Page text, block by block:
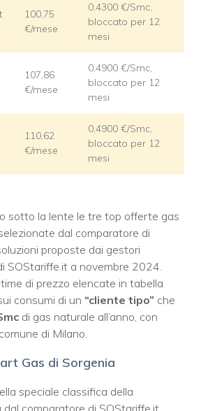
100,75
€/mese
0,4300 €/Smc,
bloccato per 12
mesi
107,86
€/mese
0,4900 €/Smc,
bloccato per 12
mesi
110,62
€/mese
0,4900 €/Smc,
bloccato per 12
mesi
sotto la lente le tre top offerte gas
dal comparatore di
proposte dai gestori
SOStariffe.it a novembre 2024.
di prezzo elencate in tabella
consumi di un “cliente tipo” che
di gas naturale all’anno, con
di Milano.
Gas di Sorgenia
speciale classifica della